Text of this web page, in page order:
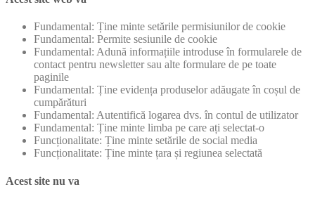
Fundamental: Ține minte setările permisiunilor de cookie
Fundamental: Permite sesiunile de cookie
Fundamental: Adună informațiile introduse în formularele de
contact pentru newsletter sau alte formulare de pe toate
paginile
Fundamental: Ține evidența produselor adăugate în coșul de
cumpărături
Fundamental: Autentifică logarea dvs. în contul de utilizator
Fundamental: Ține minte limba pe care ați selectat-o
Funcționalitate: Ține minte setările de social media
Funcționalitate: Ține minte țara și regiunea selectată
Acest site nu va